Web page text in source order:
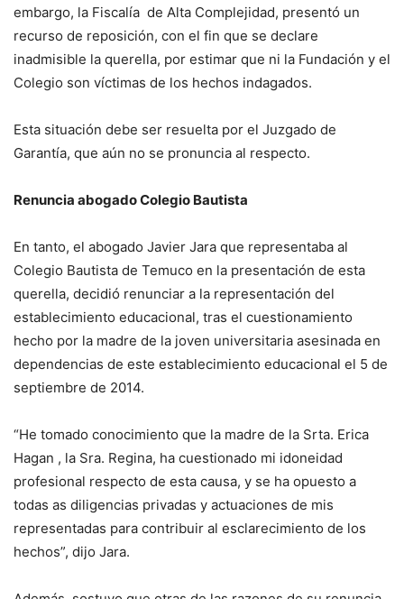
embargo, la Fiscalía de Alta Complejidad, presentó un
recurso de reposición, con el fin que se declare
inadmisible la querella, por estimar que ni la Fundación y el
Colegio son víctimas de los hechos indagados.
Esta situación debe ser resuelta por el Juzgado de
Garantía, que aún no se pronuncia al respecto.
Renuncia abogado Colegio Bautista
En tanto, el abogado Javier Jara que representaba al
Colegio Bautista de Temuco en la presentación de esta
querella, decidió renunciar a la representación del
establecimiento educacional, tras el cuestionamiento
hecho por la madre de la joven universitaria asesinada en
dependencias de este establecimiento educacional el 5 de
septiembre de 2014.
“He tomado conocimiento que la madre de la Srta. Erica
Hagan , la Sra. Regina, ha cuestionado mi idoneidad
profesional respecto de esta causa, y se ha opuesto a
todas as diligencias privadas y actuaciones de mis
representadas para contribuir al esclarecimiento de los
hechos”, dijo Jara.